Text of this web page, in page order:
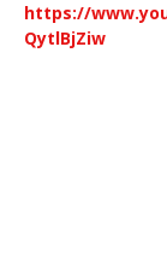
https://
QytlBjZiw